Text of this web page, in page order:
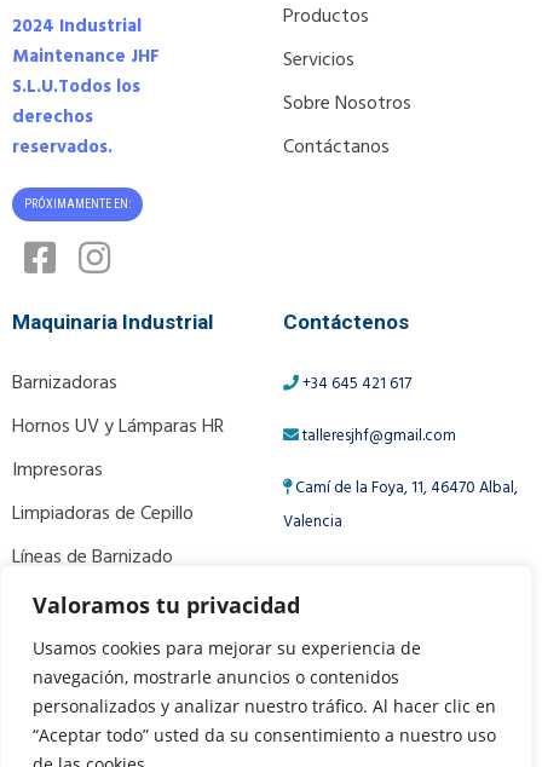
Valoramos tu privacidad
Usamos cookies para mejorar su experiencia de
navegación, mostrarle anuncios o contenidos
personalizados y analizar nuestro tráfico. Al hacer clic en
“Aceptar todo” usted da su consentimiento a nuestro uso
2024 Industrial
Maintenance JHF
S.L.U.Todos los
derechos
reservados.
PRÓXIMAMENTE EN:
Productos
Servicios
Sobre Nosotros
Contáctanos
Maquinaria Industrial
Barnizadoras
Hornos UV y Lámparas HR
Impresoras
Limpiadoras de Cepillo
Líneas de Barnizado
Ver Más Productos
Contáctenos
+34 645 421 617
talleresjhf@gmail.com
Camí de la Foya, 11, 46470 Albal,
Valencia
ɪɴᴛᴇʀɴᴀᴛɪᴏɴᴀʟ ᴘʀᴏᴠɪᴅᴇʀ